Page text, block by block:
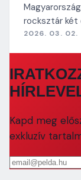
rocksztár
2026. 03. 02.
Kapd meg
exkluzív
Email cím